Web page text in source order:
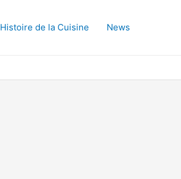
Histoire de la Cuisine News